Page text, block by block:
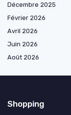
Décembre 2025
Février 2026
Avril 2026
Juin 2026
Août 2026
Shopping